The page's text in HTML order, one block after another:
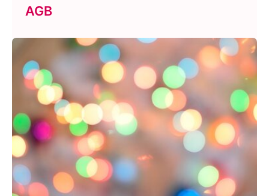
AGB